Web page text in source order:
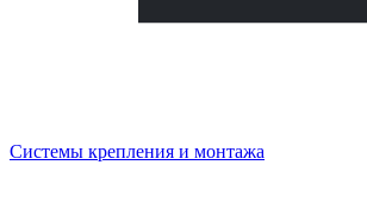
Системы крепления и монтажа